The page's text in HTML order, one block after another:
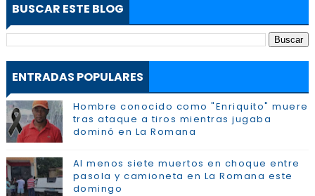
BUSCAR ESTE BLOG
ENTRADAS POPULARES
Hombre conocido como "Enriquito" muere
tras ataque a tiros mientras jugaba
dominó en La Romana
Al menos siete muertos en choque entre
pasola y camioneta en La Romana este
domingo